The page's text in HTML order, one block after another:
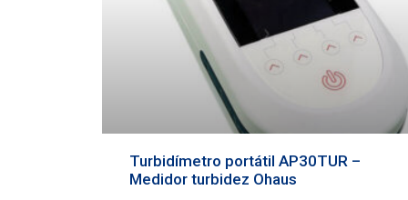
Turbidímetro portátil AP30TUR –
Medidor turbidez Ohaus